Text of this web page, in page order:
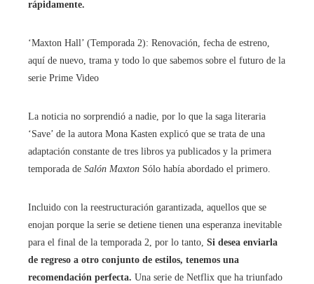
rápidamente.
‘Maxton Hall’ (Temporada 2): Renovación, fecha de estreno,
aquí de nuevo, trama y todo lo que sabemos sobre el futuro de la
serie Prime Video
La noticia no sorprendió a nadie, por lo que la saga literaria
‘Save’ de la autora Mona Kasten explicó que se trata de una
adaptación constante de tres libros ya publicados y la primera
temporada de Salón Maxton Sólo había abordado el primero.
Incluido con la reestructuración garantizada, aquellos que se
enojan porque la serie se detiene tienen una esperanza inevitable
para el final de la temporada 2, por lo tanto, Si desea enviarla
de regreso a otro conjunto de estilos, tenemos una
recomendación perfecta. Una serie de Netflix que ha triunfado